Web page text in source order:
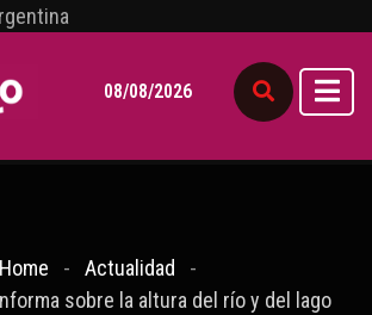
08/08/2026
Home
Actualidad
sobre la altura del río y del lago